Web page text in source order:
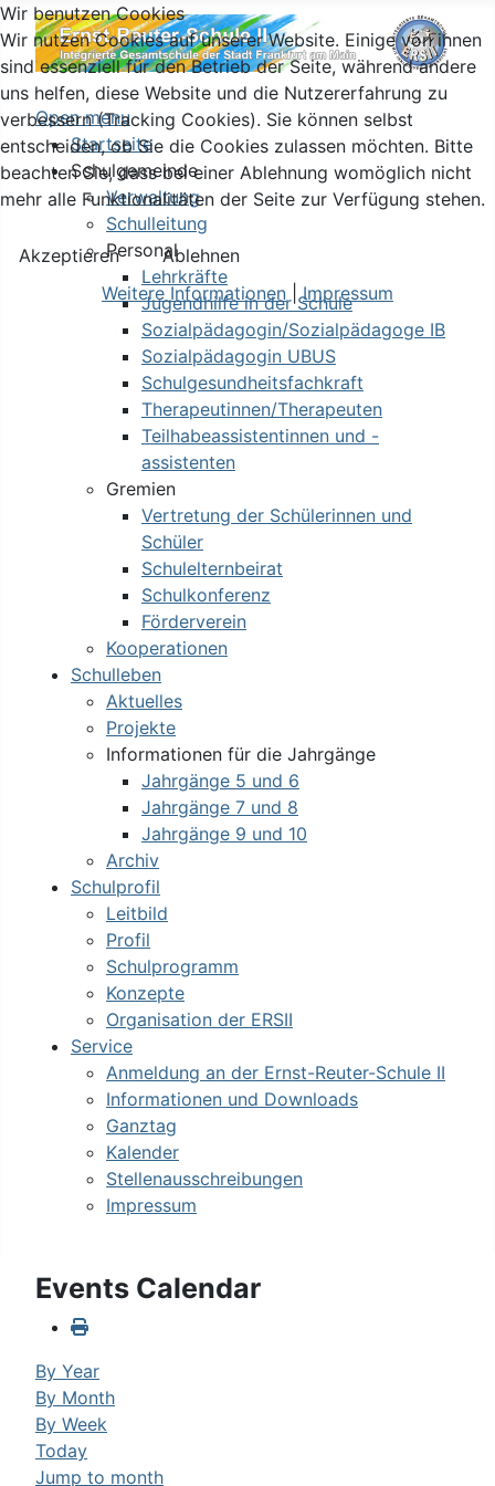
Open menu
Startseite
Schulgemeinde
Verwaltung
Schulleitung
Personal
Lehrkräfte
Jugendhilfe in der Schule
Sozialpädagogin/Sozialpädagoge IB
Sozialpädagogin UBUS
Schulgesundheitsfachkraft
Therapeutinnen/Therapeuten
Teilhabeassistentinnen und -
assistenten
Gremien
Vertretung der Schülerinnen und
Schüler
Schulelternbeirat
Schulkonferenz
Förderverein
Kooperationen
Schulleben
Aktuelles
Projekte
Informationen für die Jahrgänge
Jahrgänge 5 und 6
Jahrgänge 7 und 8
Jahrgänge 9 und 10
Archiv
Schulprofil
Leitbild
Profil
Schulprogramm
Konzepte
Organisation der ERSII
Service
Anmeldung an der Ernst-Reuter-Schule II
Informationen und Downloads
Ganztag
Kalender
Stellenausschreibungen
Impressum
Events Calendar
By Year
By Month
By Week
Today
Jump to month
Wir benutzen Cookies
Wir nutzen Cookies auf unserer Website. Einige von ihnen
sind essenziell für den Betrieb der Seite, während andere
uns helfen, diese Website und die Nutzererfahrung zu
verbessern (Tracking Cookies). Sie können selbst
entscheiden, ob Sie die Cookies zulassen möchten. Bitte
beachten Sie, dass bei einer Ablehnung womöglich nicht
mehr alle Funktionalitäten der Seite zur Verfügung stehen.
Akzeptieren
Ablehnen
Weitere Informationen |Impressum